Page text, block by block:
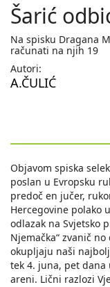
Šarić
Na spisku Dragana
računati na njih 19
Autori:
A.ČULIĆ
Objavom spiska
poslan u Evropsku
predoč en jučer,
Hercegovine polako
odlazak na Svjetsko
Njemačka“ zvanič
okupljaju naši
tek 4. juna, pet dana
areni. Lični razlozi